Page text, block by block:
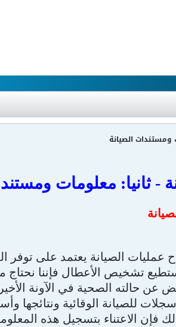
ومستندات الصيانة
- ثانيا: معلومات
عمليات الصيانة يعتمد على توفر
تشخيص الأعطال فإننا نحتاج
عن حالته الصحية في الآونة
للصيانة الوقائية ونتائجها
فإن الاعتناء بتسجيل هذه